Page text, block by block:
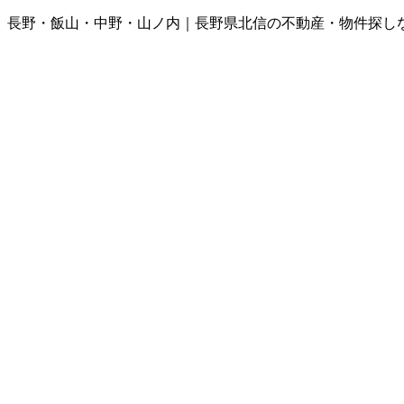
長野・飯山・中野・山ノ内｜長野県北信の不動産・物件探し